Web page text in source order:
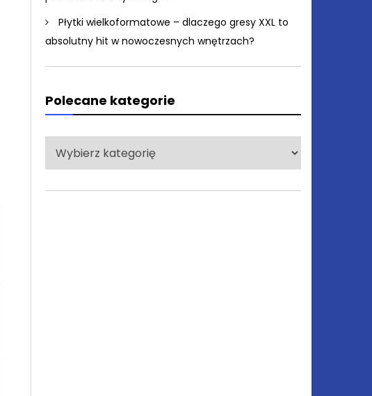
Płytki wielkoformatowe – dlaczego gresy XXL to
absolutny hit w nowoczesnych wnętrzach?
Polecane kategorie
Polecane
kategorie